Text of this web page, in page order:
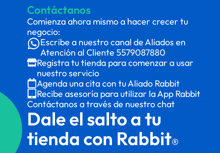
Contáctanos
Comienza ahora mismo a hacer crecer tu
negocio:
Escribe a nuestro canal de Aliados en
Atención al Cliente 5579087880
Registra tu tienda para comenzar a usar
nuestro servicio
Agenda una cita con tu Aliado Rabbit
Recibe asesoría para utilizar la App Rabbit
Contáctanos a través de nuestro chat
Dale el salto a tu
tienda con Rabbit®